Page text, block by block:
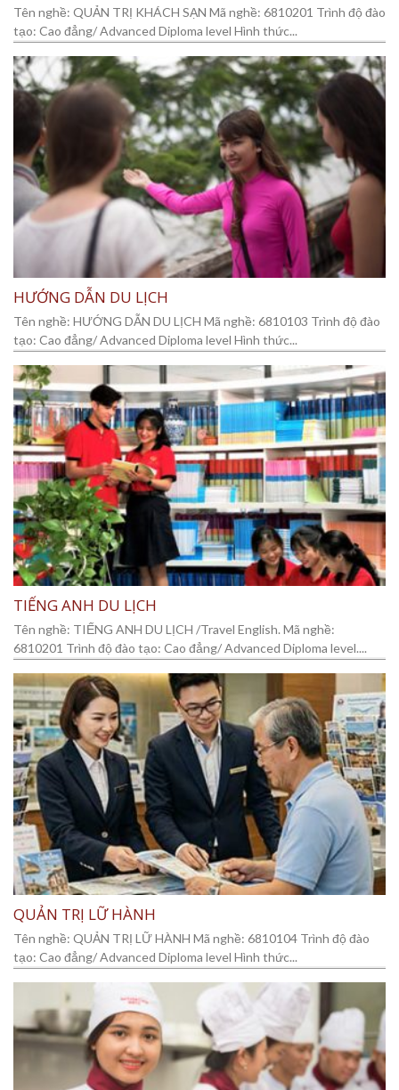
Tên nghề: QUẢN TRỊ KHÁCH SẠN Mã nghề: 6810201 Trình độ đào
tạo: Cao đẳng/ Advanced Diploma level Hình thức...
HƯỚNG DẪN DU LỊCH
Tên nghề: HƯỚNG DẪN DU LỊCH Mã nghề: 6810103 Trình độ đào
tạo: Cao đẳng/ Advanced Diploma level Hình thức...
TIẾNG ANH DU LỊCH
Tên nghề: TIẾNG ANH DU LỊCH /Travel English. Mã nghề:
6810201 Trình độ đào tạo: Cao đẳng/ Advanced Diploma level....
QUẢN TRỊ LỮ HÀNH
Tên nghề: QUẢN TRỊ LỮ HÀNH Mã nghề: 6810104 Trình độ đào
tạo: Cao đẳng/ Advanced Diploma level Hình thức...